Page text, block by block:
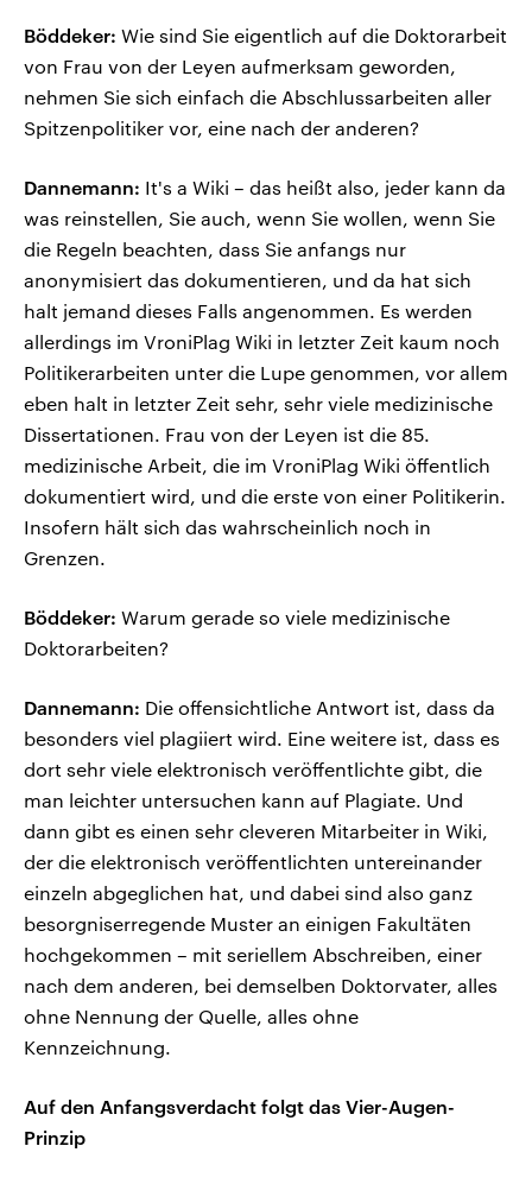
Böddeker: Wie sind Sie eigentlich auf die Doktorarbeit
von Frau von der Leyen aufmerksam geworden,
nehmen Sie sich einfach die Abschlussarbeiten aller
Spitzenpolitiker vor, eine nach der anderen?
Dannemann: It's a Wiki – das heißt also, jeder kann da
was reinstellen, Sie auch, wenn Sie wollen, wenn Sie
die Regeln beachten, dass Sie anfangs nur
anonymisiert das dokumentieren, und da hat sich
halt jemand dieses Falls angenommen. Es werden
allerdings im VroniPlag Wiki in letzter Zeit kaum noch
Politikerarbeiten unter die Lupe genommen, vor allem
eben halt in letzter Zeit sehr, sehr viele medizinische
Dissertationen. Frau von der Leyen ist die 85.
medizinische Arbeit, die im VroniPlag Wiki öffentlich
dokumentiert wird, und die erste von einer Politikerin.
Insofern hält sich das wahrscheinlich noch in
Grenzen.
Böddeker: Warum gerade so viele medizinische
Doktorarbeiten?
Dannemann: Die offensichtliche Antwort ist, dass da
besonders viel plagiiert wird. Eine weitere ist, dass es
dort sehr viele elektronisch veröffentlichte gibt, die
man leichter untersuchen kann auf Plagiate. Und
dann gibt es einen sehr cleveren Mitarbeiter in Wiki,
der die elektronisch veröffentlichten untereinander
einzeln abgeglichen hat, und dabei sind also ganz
besorgniserregende Muster an einigen Fakultäten
hochgekommen – mit seriellem Abschreiben, einer
nach dem anderen, bei demselben Doktorvater, alles
ohne Nennung der Quelle, alles ohne
Kennzeichnung.
Auf den Anfangsverdacht folgt das Vier-Augen-
Prinzip